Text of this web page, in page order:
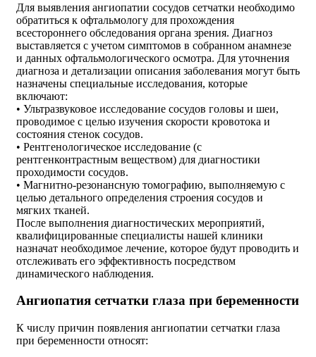
Для выявления ангиопатии сосудов сетчатки необходимо
обратиться к офтальмологу для прохождения
всестороннего обследования органа зрения. Диагноз
выставляется с учетом симптомов в собранном анамнезе
и данных офтальмологического осмотра. Для уточнения
диагноза и детализации описания заболевания могут быть
назначены специальные исследования, которые
включают:
• Ультразвуковое исследование сосудов головы и шеи,
проводимое с целью изучения скорости кровотока и
состояния стенок сосудов.
• Рентгенологическое исследование (с
рентгенконтрастным веществом) для диагностики
проходимости сосудов.
• Магнитно-резонансную томографию, выполняемую с
целью детального определения строения сосудов и
мягких тканей.
После выполнения диагностических мероприятий,
квалифицированные специалисты нашей клиники
назначат необходимое лечение, которое будут проводить и
отслеживать его эффективность посредством
динамического наблюдения.
Ангиопатия сетчатки глаза при беременности
К числу причин появления ангиопатии сетчатки глаза
при беременности относят: